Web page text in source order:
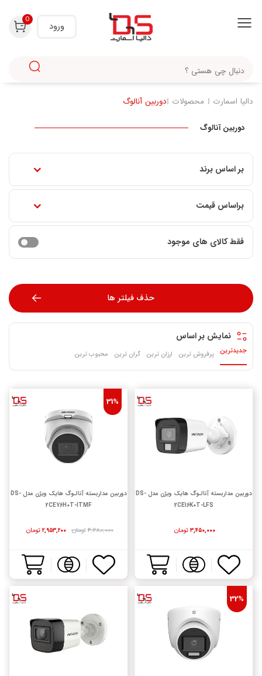
ورود
0
دالیا اسمارت محصولات دوربین آنالوگ
دوربین آنالوگ
بر اساس برند
براساس قیمت
فقط کالای های موجود
حذف فیلتر ها
نمایش بر اساس
جدیدترین پرفروش ترین ارزان ترین گران ترین محبوب ترین
دوربین مداربسته آنالـوگ هایک ویژن مدل DS-
2CE16K0T-LFS
۳,۴۵۰,۰۰۰ تومان
31%
دوربین مداربسته آنالـوگ هایک ویژن مدل DS-
2CE76H0T-ITMF
۴,۲۸۰,۰۰۰تومان ۲,۹۵۳,۲۰۰ تومان
32%